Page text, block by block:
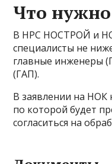
Что
В НРС НОСТРОЙ и
специалисты не
главные инженеры
(ГАП).
В заявлении на НОК
по которой будет
согласиться на